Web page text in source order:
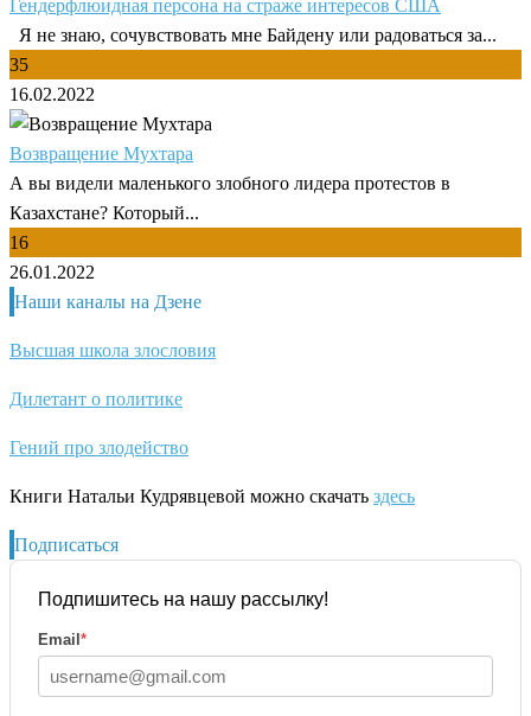
Гендерфлюидная персона на страже интересов США
Я не знаю, сочувствовать мне Байдену или радоваться за...
35
16.02.2022
Возвращение Мухтара
А вы видели маленького злобного лидера протестов в
Казахстане? Который...
16
26.01.2022
Наши каналы на Дзене
Высшая школа злословия
Дилетант о политике
Гений про злодейство
Книги Натальи Кудрявцевой можно скачать здесь
Подписаться
Подпишитесь на нашу рассылку!
Email *